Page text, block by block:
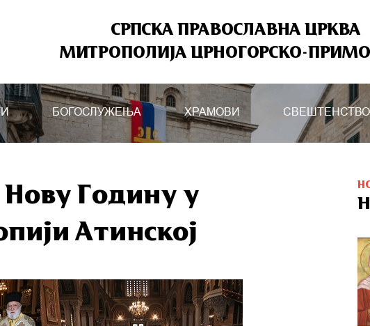
СРПСКА ПРАВОСЛАВНА ЦРКВА
МИТРОПОЛИЈА ЦРНОГОРСКО-
БОГОСЛУЖЕЊА ХРАМОВИ СВЕШТЕНСТВО
Годину у
Атинској